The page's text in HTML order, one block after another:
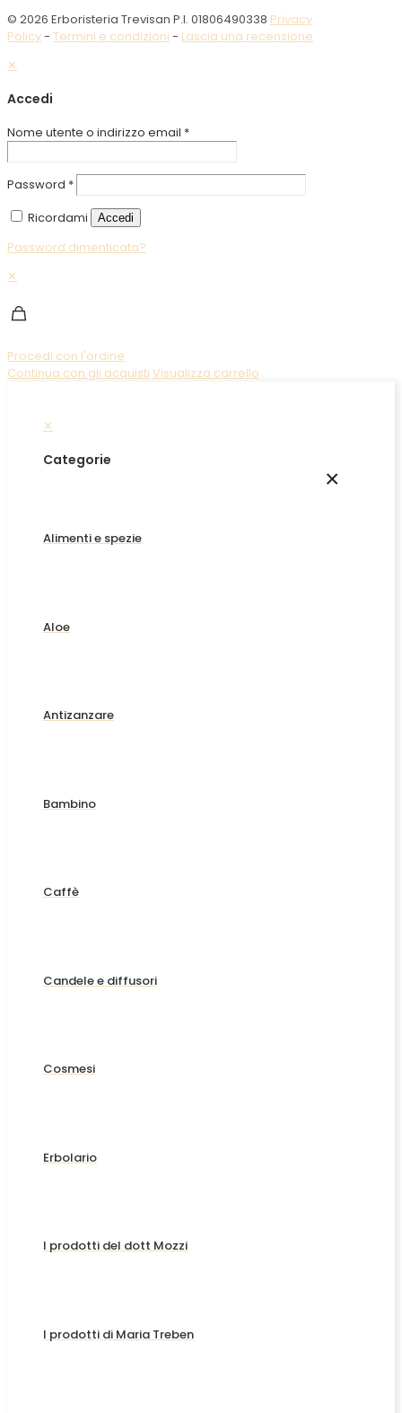
© 2026 Erboristeria Trevisan P.I. 01806490338 Privacy
Policy- Termini e condizioni - Lascia una recensione
✕
Accedi
Nome utente o indirizzo email *
Password *
Ricordami
Accedi
Password dimenticata?
✕
Procedi con l'ordine
Continua con gli acquisti Visualizza carrello
✕
×
Categorie
Alimenti e spezie
Aloe
Antizanzare
Bambino
Caffè
Candele e diffusori
Cosmesi
Erbolario
I prodotti del dott Mozzi
I prodotti di Maria Treben